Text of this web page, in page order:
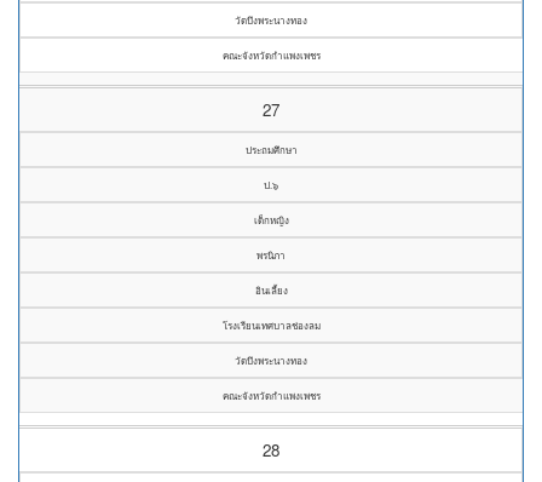
วัดบึงพระนางทอง
คณะจังหวัดกำแพงเพชร
27
ประถมศึกษา
ป.๖
เด็กหญิง
พรนิภา
อินเลี้ยง
โรงเรียนเทศบาลช่องลม
วัดบึงพระนางทอง
คณะจังหวัดกำแพงเพชร
28